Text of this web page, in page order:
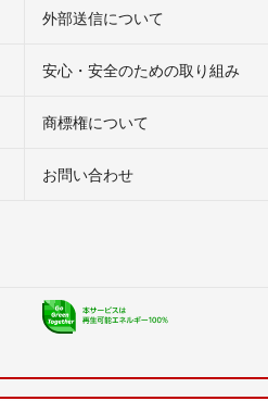
外部送信について
安心・安全のための取り組み
商標権について
お問い合わせ